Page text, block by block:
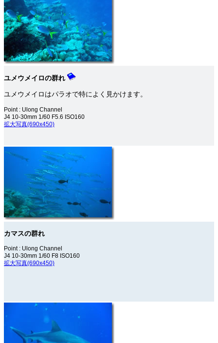
ユメウメイロの群れ
ユメウメイロはパラオで特によく見かけます。
Point : Ulong Channel
J4 10-30mm 1/60 F5.6 ISO160
拡大写真(690x450)
カマスの群れ
Point : Ulong Channel
J4 10-30mm 1/60 F8 ISO160
拡大写真(690x450)